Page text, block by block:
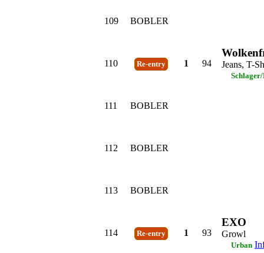
109 BOBLER
110 Re-entry 1 94 Jeans, T-
111 BOBLER
112 BOBLER
113 BOBLER
114 Re-entry 1 93
EXO
Growl
Urban